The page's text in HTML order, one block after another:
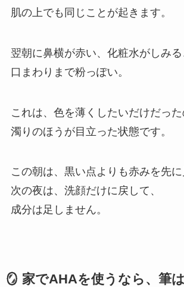
肌の上でも同じことが起きます。
翌朝に鼻横が赤い、化粧水がしみる
口まわりまで粉っぽい。
これは、色を薄くしたいだけだった
濁りのほうが目立った状態です。
この朝は、黒い点よりも赤みを先に
次の夜は、洗顔だけに戻して、
成分は足しません。
🪞 家でAHAを使うなら、筆